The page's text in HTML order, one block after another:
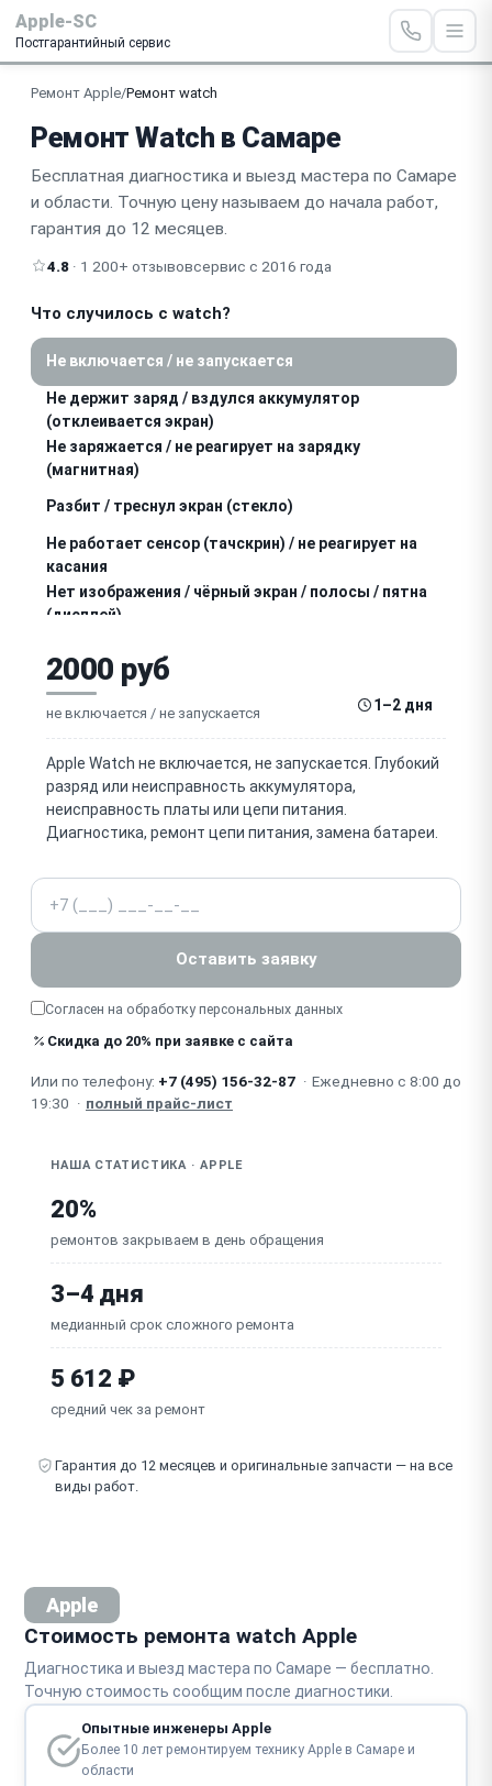
Apple-SC
Постгарантийный сервис
Ремонт Apple/Ремонт watch
Ремонт Watch в Самаре
Бесплатная диагностика и выезд мастера по Самаре
и области. Точную цену называем до начала работ,
гарантия до 12 месяцев.
4.8 · 1 200+ отзывовсервис с 2016 года
Что случилось с watch?
Не включается / не запускается
Не держит заряд / вздулся аккумулятор
(отклеивается экран)
Не заряжается / не реагирует на зарядку
(магнитная)
Разбит / треснул экран (стекло)
Не работает сенсор (тачскрин) / не реагирует на
касания
Нет изображения / чёрный экран / полосы / пятна
(дисплей)
Не работает боковая кнопка
Не работает датчик пульса / ЭКГ / SpO2
(оптический датчик)
Не работает Taptic Engine (вибрация)
Не работает динамик / микрофон (звонки, Siri)
Не работает Wi-Fi / Bluetooth / GPS / сотовая связь
(LTE)
гидроизоляция)
на экране)
Сломан / не фиксируется ремешок (механизм
крепления)
2000 руб
не включается / не запускается 1–2 дня
Apple Watch не включается, не запускается. Глубокий
разряд или неисправность аккумулятора,
неисправность платы или цепи питания.
Диагностика, ремонт цепи питания, замена батареи.
Телефон
Оставить заявку
Согласен на обработку персональных данных
Скидка до 20% при заявке с сайта
Или по телефону: +7 (495) 156-32-87 · Ежедневно с 8:00 до
19:30 · полный прайс-лист
НАША СТАТИСТИКА · APPLE
20%
ремонтов закрываем в день обращения
3–4 дня
медианный срок сложного ремонта
5 612 ₽
средний чек за ремонт
Гарантия до 12 месяцев и оригинальные запчасти — на все
виды работ.
Apple
Стоимость ремонта watch Apple
Диагностика и выезд мастера по Самаре — бесплатно.
Точную стоимость сообщим после диагностики.
Опытные инженеры Apple
Более 10 лет ремонтируем технику Apple в Самаре и
области